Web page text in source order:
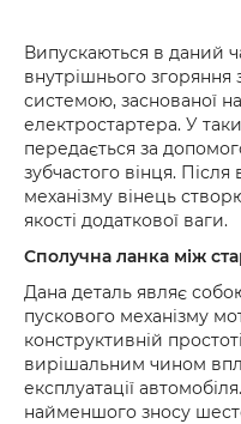
Випускаються в даний
внутрішнього згоряння
системою, заснованої
електростартера. У
передається за
зубчастого вінця.
механізму вінець
якості додаткової ваги.
Сполучна ланка між
Дана деталь являє
пускового механізму
конструктивній
вирішальним чином
експлуатації
найменшого зносу